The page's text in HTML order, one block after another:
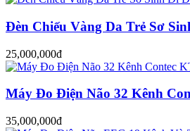
Đèn Chiếu Vàng Da Trẻ Sơ
25,000,000đ
Máy Đo Điện Não 32 Kênh
35,000,000đ